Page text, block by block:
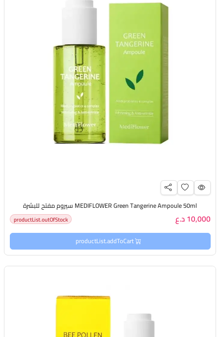
MEDIFLOWER Green Tangerine Ampoule 50ml سيروم مفتح للبشرة
10,000 د.ع productList.outOfStock
productList.addToCart